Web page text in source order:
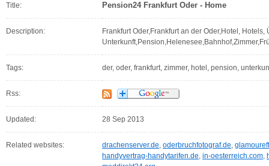
Title: Pension24 Frankfurt Oder - Home
Description:
Frankfurt Oder,Frankfurt an der Oder,Hotel, Hotels,
Tags: der, oder, frankfurt, zimmer, hotel, pension,
Rss:
Updated: 28 Sep 2013
Related websites: drachenserver.de, oderbruchfotograf.de,
handyvertrag-handytarifen.de, in-oesterreich.com,